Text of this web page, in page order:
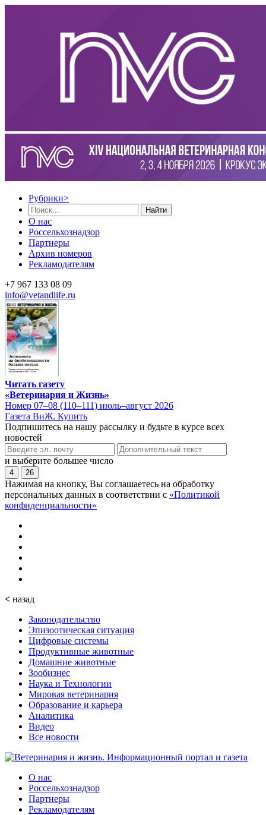
Рубрики>
Найти
О нас
Россельхознадзор
Партнеры
Архив номеров
Рекламодателям
+7 967 133 08 09
info@vetandlife.ru
Читать газету
«Ветеринария и Жизнь»
Номер 07–08 (110–111) июль–август 2026
Газета ВиЖ. Купить
Подпишитесь на нашу рассылку и будьте в курсе всех
новостей
и выберите большее число
4 26
Нажимая на кнопку, Вы соглашаетесь на обработку
персональных данных в соответствии с «Политикой
конфиденциальности»
< назад
Законодательство
Эпизоотическая ситуация
Цифровые системы
Продуктивные животные
Домашние животные
Зообизнес
Наука и Технологии
Мировая ветеринария
Образование и карьера
Аналитика
Видео
Все новости
О нас
Россельхознадзор
Партнеры
Рекламодателям